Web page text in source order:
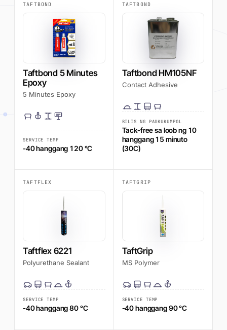
TAFTBOND
Taftbond 5 Minutes
Epoxy
5 Minutes Epoxy
SERVICE TEMP
-40 hanggang 120 °C
TAFTBOND
Taftbond HM105NF
Contact Adhesive
BILIS NG PAGKUKUMPOL
Tack-free sa loob ng 10
hanggang 15 minuto
(30C)
TAFTFLEX
Taftflex 6221
Polyurethane Sealant
SERVICE TEMP
-40 hanggang 80 °C
TAFTGRIP
TaftGrip
MS Polymer
SERVICE TEMP
-40 hanggang 90 °C